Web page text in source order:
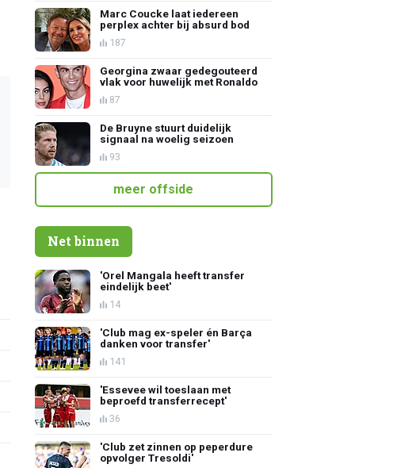
Marc Coucke laat iedereen
perplex achter bij absurd bod
187
Georgina zwaar gedegouteerd
vlak voor huwelijk met Ronaldo
87
De Bruyne stuurt duidelijk
signaal na woelig seizoen
93
meer offside
Net binnen
'Orel Mangala heeft transfer
eindelijk beet'
14
'Club mag ex-speler én Barça
danken voor transfer'
141
'Essevee wil toeslaan met
beproefd transferrecept'
36
'Club zet zinnen op peperdure
opvolger Tresoldi'